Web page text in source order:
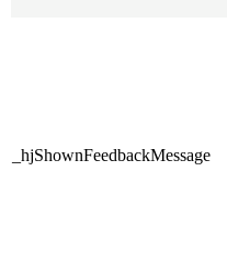
_hjShownFeedbackMessage